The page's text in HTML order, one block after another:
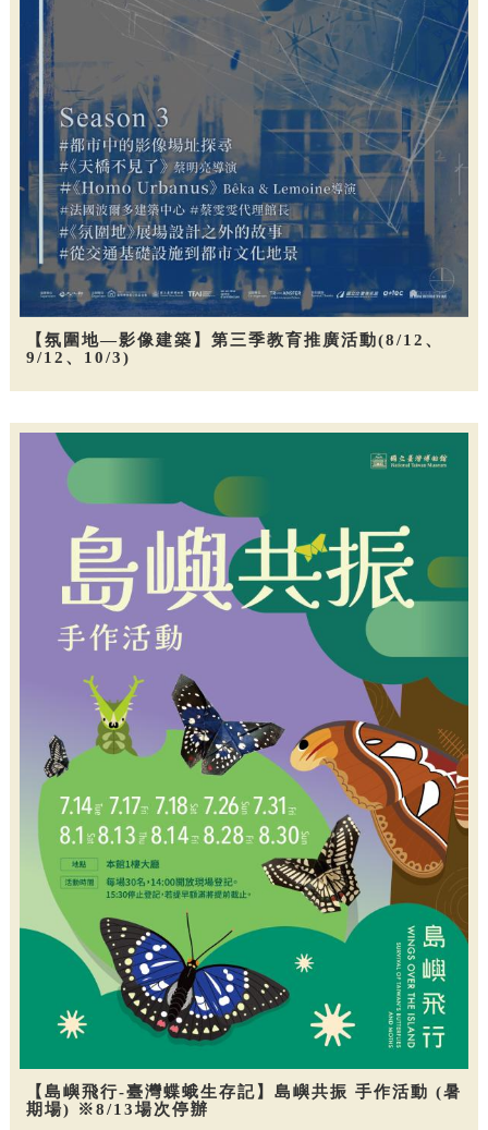
【氛圍地—影像建築】第三季教育推廣活動(8/12、
9/12、10/3)
【島嶼飛行-臺灣蝶蛾生存記】島嶼共振 手作活動 (暑
期場) ※8/13場次停辦